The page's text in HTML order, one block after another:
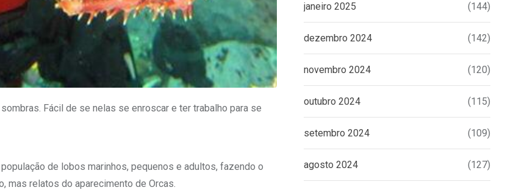
Fácil de se nelas se enroscar e ter trabalho para se
de lobos marinhos, pequenos e adultos, fazendo o
mas relatos do aparecimento de Orcas.
janeiro 2025 (144)
dezembro 2024 (142)
novembro 2024 (120)
outubro 2024 (115)
setembro 2024 (109)
agosto 2024 (127)